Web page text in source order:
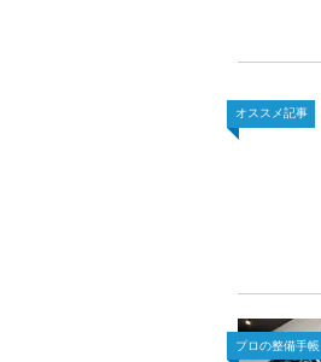
オススメ記事
プロの整備手帳